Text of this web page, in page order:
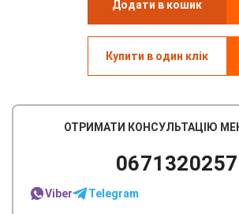
Додати в кошик
Купити в один клік
ОТРИМАТИ КОНСУЛЬТАЦІЮ
0671320257
Viber Telegram